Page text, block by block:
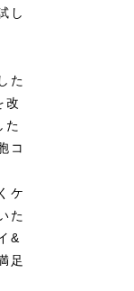
し
た
改
た
コ
ケ
た
&
足